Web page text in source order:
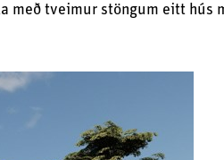
tveimur stöngum eitt hús